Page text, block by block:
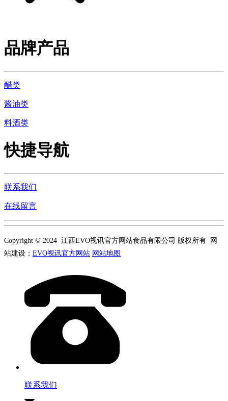
品牌产品
醋类
酱油类
料酒类
快捷导航
联系我们
在线留言
Copyright © 2024 江西EVO视讯官方网站食品有限公司 版权所有 网
站建设： EVO视讯官方网站 网站地图
联系我们